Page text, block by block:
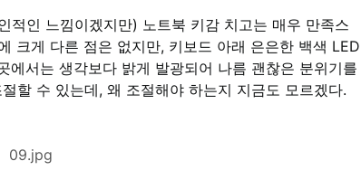
적인 느낌이겠지만) 노트북 키감 치고는 매우 만족스
크게 다른 점은 없지만, 키보드 아래 은은한 백색 LED
서는 생각보다 밝게 발광되어 나름 괜찮은 분위기를
할 수 있는데, 왜 조절해야 하는지 지금도 모르겠다.
09.jpg